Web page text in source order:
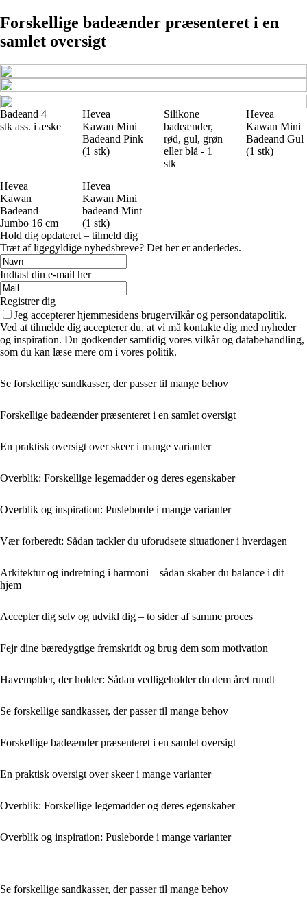
Forskellige badeænder præsenteret i en
samlet oversigt
Badeand 4
stk ass. i æske
Hevea
Kawan Mini
Badeand Pink
(1 stk)
Silikone
badeænder,
rød, gul, grøn
eller blå - 1
stk
Hevea
Kawan Mini
Badeand Gul
(1 stk)
Hevea
Kawan
Badeand
Jumbo 16 cm
Hevea
Kawan Mini
badeand Mint
(1 stk)
Hold dig opdateret – tilmeld dig
Træt af ligegyldige nyhedsbreve? Det her er anderledes.
Indtast din e-mail her
Registrer dig
Jeg accepterer hjemmesidens brugervilkår og persondatapolitik.
Ved at tilmelde dig accepterer du, at vi må kontakte dig med nyheder
og inspiration. Du godkender samtidig vores vilkår og databehandling,
som du kan læse mere om i vores politik.
Se forskellige sandkasser, der passer til mange behov
Forskellige badeænder præsenteret i en samlet oversigt
En praktisk oversigt over skeer i mange varianter
Overblik: Forskellige legemadder og deres egenskaber
Overblik og inspiration: Pusleborde i mange varianter
Vær forberedt: Sådan tackler du uforudsete situationer i hverdagen
Arkitektur og indretning i harmoni – sådan skaber du balance i dit
hjem
Accepter dig selv og udvikl dig – to sider af samme proces
Fejr dine bæredygtige fremskridt og brug dem som motivation
Havemøbler, der holder: Sådan vedligeholder du dem året rundt
Se forskellige sandkasser, der passer til mange behov
Forskellige badeænder præsenteret i en samlet oversigt
En praktisk oversigt over skeer i mange varianter
Overblik: Forskellige legemadder og deres egenskaber
Overblik og inspiration: Pusleborde i mange varianter
Se forskellige sandkasser, der passer til mange behov